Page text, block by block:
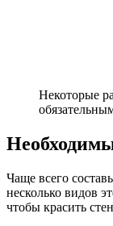
Некоторые
Чаще всего
несколько видов
чтобы красить